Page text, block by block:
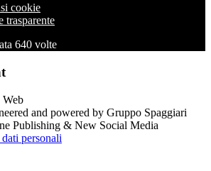
cookie
trasparente
640 volte
and powered by Gruppo Spaggiari
Publishing & New Social Media
personali